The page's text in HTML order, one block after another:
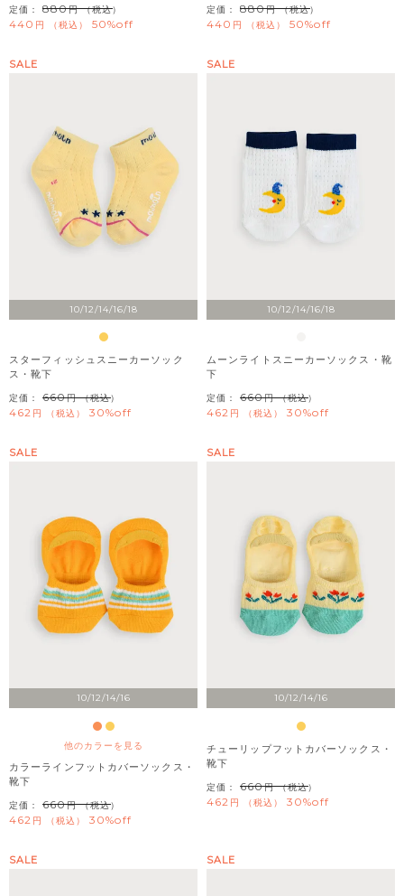
定価： 880 （税込）
440 税込 50%off
定価： 880 （税込）
440 税込 50%off
10/12/14/16/18
SALE
スターフィッシュスニーカーソック
ス・靴下
定価： 660 （税込）
462 税込 30%off
10/12/14/16/18
SALE
ムーンライトスニーカーソックス・靴
下
定価： 660 （税込）
462 税込 30%off
10/12/14/16
他のカラーを見る
SALE
カラーラインフットカバーソックス・
靴下
定価： 660 （税込）
462 税込 30%off
10/12/14/16
SALE
チューリップフットカバーソックス・
靴下
定価： 660 （税込）
462 税込 30%off
SALE SALE